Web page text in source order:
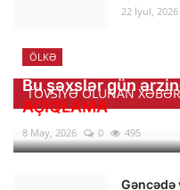
22 İyul, 2026
TÖVSIYƏ OLUNAN
ÖLKƏ
Bu şəxslər gün
AÇIQLAMA
8 May, 2026 0 495
Gəncədə